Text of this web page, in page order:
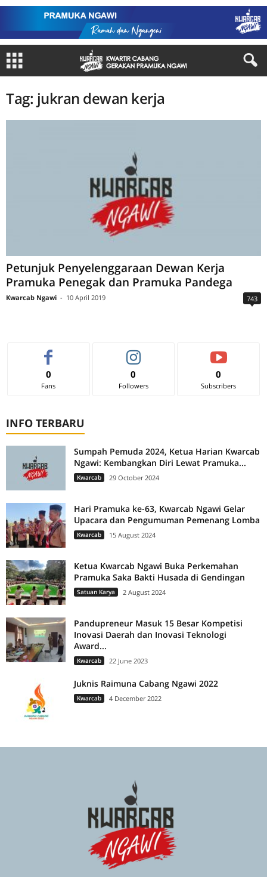
Tag: jukran dewan kerja
Petunjuk Penyelenggaraan Dewan Kerja
Pramuka Penegak dan Pramuka Pandega
Kwarcab Ngawi - 10 April 2019 743
0
Fans
0
Followers
0
Subscribers
INFO TERBARU
Sumpah Pemuda 2024, Ketua Harian Kwarcab
Ngawi: Kembangkan Diri Lewat Pramuka...
Kwarcab 29 October 2024
Hari Pramuka ke-63, Kwarcab Ngawi Gelar
Upacara dan Pengumuman Pemenang Lomba
Kwarcab 15 August 2024
Ketua Kwarcab Ngawi Buka Perkemahan
Pramuka Saka Bakti Husada di Gendingan
Satuan Karya 2 August 2024
Pandupreneur Masuk 15 Besar Kompetisi
Inovasi Daerah dan Inovasi Teknologi
Award...
Kwarcab 22 June 2023
Juknis Raimuna Cabang Ngawi 2022
Kwarcab 4 December 2022